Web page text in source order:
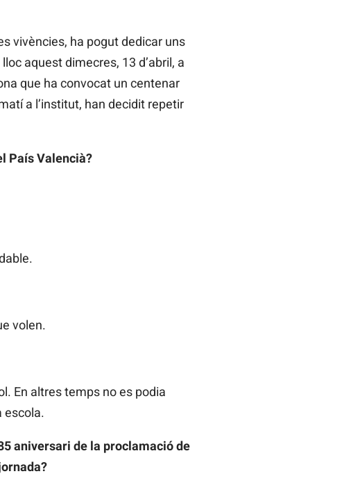
vivències, ha pogut dedicar uns
aquest dimecres, 13 d’abril, a
que ha convocat un centenar
a l’institut, han decidit repetir
País Valencià?
volen.
En altres temps no es podia
escola.
aniversari de la proclamació de